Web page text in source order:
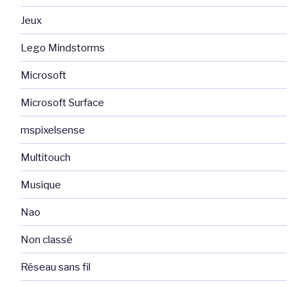
Jeux
Lego Mindstorms
Microsoft
Microsoft Surface
mspixelsense
Multitouch
Musique
Nao
Non classé
Réseau sans fil